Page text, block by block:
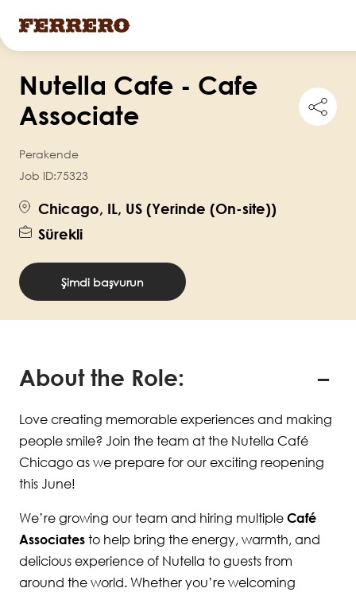
içeriğeNutella Cafe - Cafe
Associate
this
Perakende
Job ID:75323
Chicago, IL, US (Yerinde (On-site))
Sürekli
Şimdi başvurun
About the Role:
Love creating memorable experiences and making
people smile? Join the team at the Nutella Café
Chicago as we prepare for our exciting reopening
this June!
We’re growing our team and hiring multiple Café
Associates to help bring the energy, warmth, and
delicious experience of Nutella to guests from
around the world. Whether you’re welcoming